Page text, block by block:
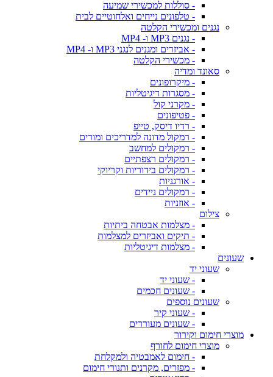
- סוללות למכשירי שמיעה
- טלפונים נייחים ואלחוטיים לבית
נגנים ומכשירי הקלטה
- נגנים MP3 ו- MP4
- אביזרים ומגנים לנגני MP3 ו- MP4
- מכשירי הקלטה
סאונד ומדיה
- מיקרופונים
- מסגרות דיגיטליות
- מקרני קול
- פטיפונים
- רדיו דיסק, טייפ
- רמקול מדונה למדריכים ומורים
- רמקולים למחשב
- רמקולים רצפתיים
- רמקולים בידוריות וקריוקי
- אורגניות
- רמקולים ניידים
- אוזניות
צילום
- מצלמות אבטחה ביתיות
- תיקים ואביזרים למצלמות
- מצלמות דיגיטליות
שעונים
שעוני יד
- שעוני יד
- שעונים חכמים
שעונים נוספים
- שעוני קיר
- שעונים מעוררים
מוצרי חימום וקירור
מוצרי חימום לחורף
- חימום לאמבטיה ולמקלחת
- מפזרים, מקרנים ותנורי חימום